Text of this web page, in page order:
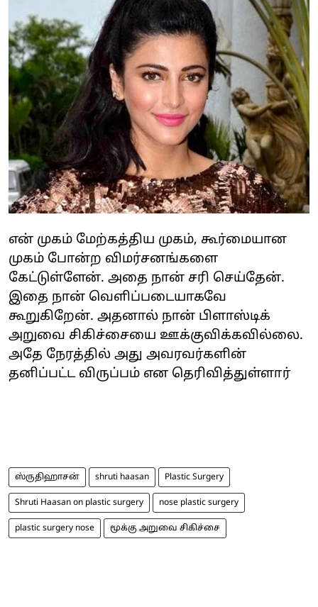
என் முகம் மேற்கத்திய முகம், கூர்மையான
முகம் போன்ற விமர்சனங்களை
கேட்டுள்ளேன். அதை நான் சரி செய்தேன்.
இதை நான் வெளிப்படையாகவே
கூறுகிறேன். அதனால் நான் பிளாஸ்டிக்
அறுவை சிகிச்சையை ஊக்குவிக்கவில்லை.
அதே நேரத்தில் அது அவரவர்களின்
தனிப்பட்ட விருப்பம் என தெரிவித்துள்ளார்
ஸ்ருதிஹாசன் shruti haasan Plastic Surgery
Shruti Haasan on plastic surgery nose plastic surgery
plastic surgery nose மூக்கு அறுவை சிகிச்சை